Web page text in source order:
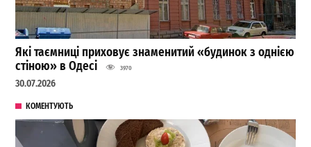
Які таємниці приховує знаменитий «будинок з однією
стіною» в Одесі
3970
30.07.2026
КОМЕНТУЮТЬ